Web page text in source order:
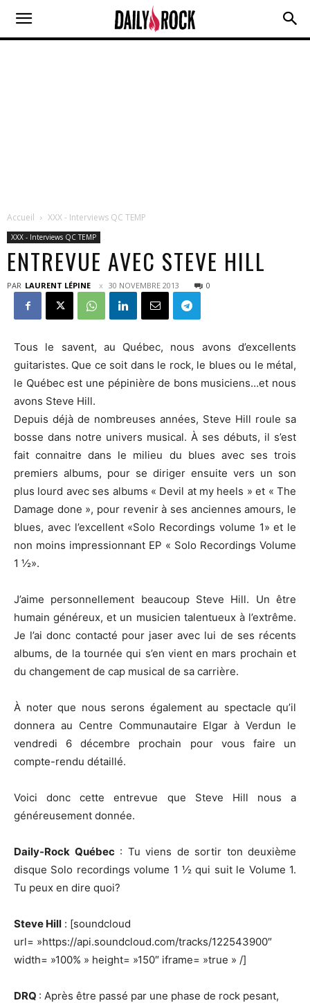
Accueil XXX - Interviews QC TEMP
XXX - Interviews QC TEMP
ENTREVUE AVEC STEVE HILL
PAR LAURENT LÉPINE 30 NOVEMBRE 2013 0
Tous le savent, au Québec, nous avons d’excellents
guitaristes. Que ce soit dans le rock, le blues ou le métal,
le Québec est une pépinière de bons musiciens…et nous
avons Steve Hill.
Depuis déjà de nombreuses années, Steve Hill roule sa
bosse dans notre univers musical. À ses débuts, il s’est
fait connaitre dans le milieu du blues avec ses trois
premiers albums, pour se diriger ensuite vers un son
plus lourd avec ses albums « Devil at my heels » et « The
Damage done », pour revenir à ses anciennes amours, le
blues, avec l’excellent «Solo Recordings volume 1» et le
non moins impressionnant EP « Solo Recordings Volume
1 ½».
J’aime personnellement beaucoup Steve Hill. Un être
humain généreux, et un musicien talentueux à l’extrême.
Je l’ai donc contacté pour jaser avec lui de ses récents
albums, de la tournée qui s’en vient en mars prochain et
du changement de cap musical de sa carrière.
À noter que nous serons également au spectacle qu’il
donnera au Centre Communautaire Elgar à Verdun le
vendredi 6 décembre prochain pour vous faire un
compte-rendu détaillé.
Voici donc cette entrevue que Steve Hill nous a
généreusement donnée.
Daily-Rock Québec: Tu viens de sortir ton deuxième
disque Solo recordings volume 1 ½ qui suit le Volume 1.
Tu peux en dire quoi?
Steve Hill : [soundcloud
url= »https://api.soundcloud.com/tracks/122543900″
width= »100% » height= »150″ iframe= »true » /]
DRQ : Après être passé par une phase de rock pesant,